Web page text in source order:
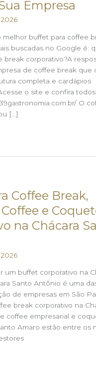
Empresa
melhor buffet para coffee
buscadas no Google é:
break corporativo?A
de coffee break que
completa e cardápios
o site e confira
O
[…]
Coffee Break,
e
na Chácara
um buffet corporativo na
Santo Antônio é uma
de empresas em São
break corporativo na
coffee empresarial e
Amaro estão entre os